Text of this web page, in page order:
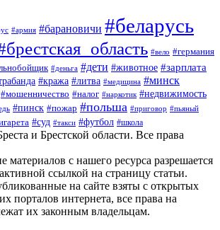
#армия #барановичи #беларусь
#вело #германия
#деньга #дети #животное #зарплата
#кража #литва #медицина #минск
#мошенничество #налог #наркотик #недвижимость
#пинск #пожар #польша #приговор #пьяный
#суд #такси #футбол #школа
и Брестской области. Все права
материалов с нашего ресурса разрешается
ссылкой на страницу статьи.
на сайте взяты с открытых
порталов интернета, все права на
их законным владельцам.